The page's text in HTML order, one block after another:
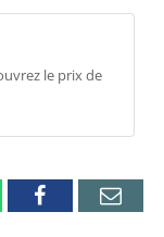
le prix de
FacebookEmail